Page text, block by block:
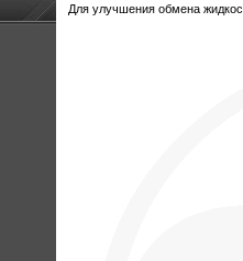
Для улучшения обмена